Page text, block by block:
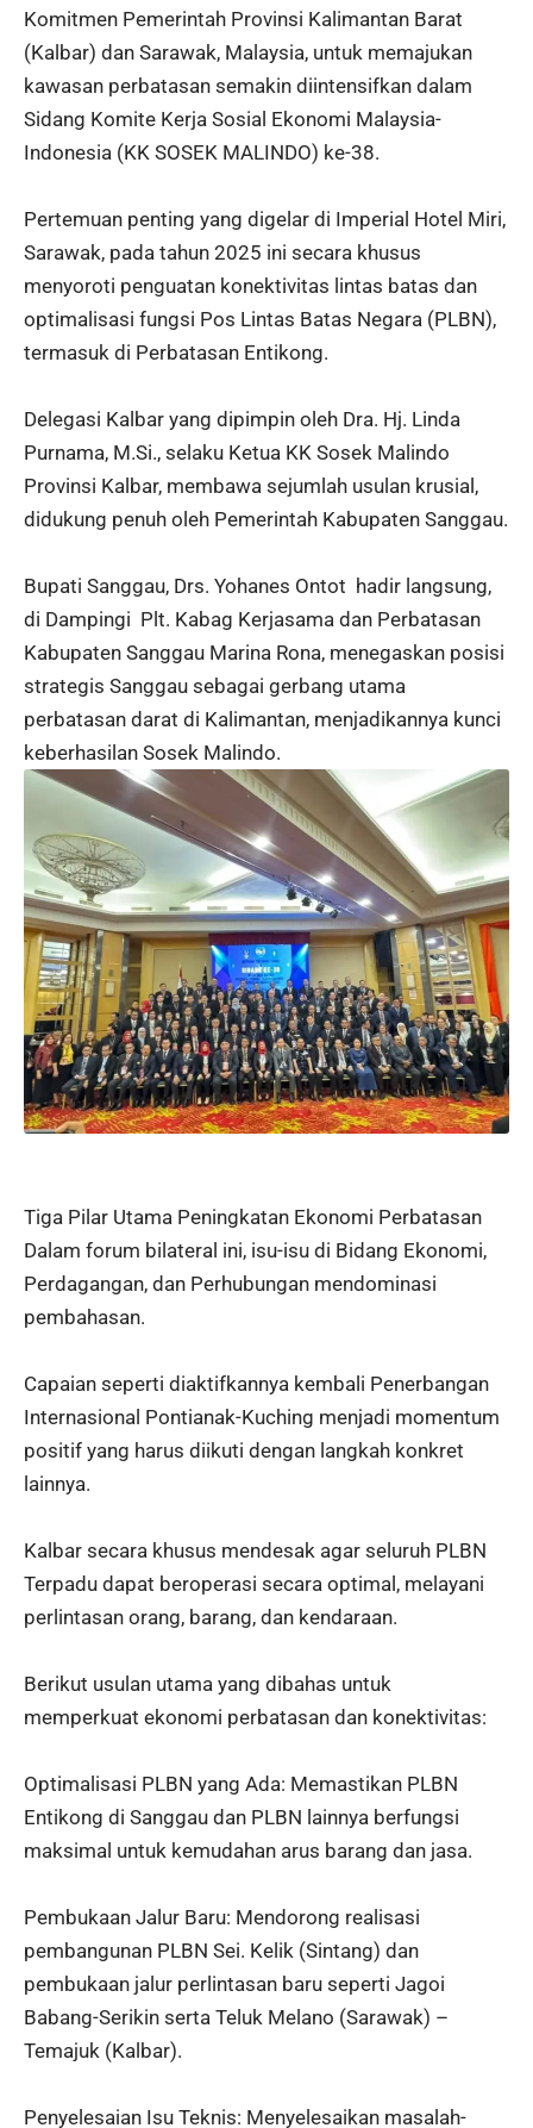
Komitmen Pemerintah Provinsi Kalimantan Barat
(Kalbar) dan Sarawak, Malaysia, untuk memajukan
kawasan perbatasan semakin diintensifkan dalam
Sidang Komite Kerja Sosial Ekonomi Malaysia-
Indonesia (KK SOSEK MALINDO) ke-38.
Pertemuan penting yang digelar di Imperial Hotel Miri,
Sarawak, pada tahun 2025 ini secara khusus
menyoroti penguatan konektivitas lintas batas dan
optimalisasi fungsi Pos Lintas Batas Negara (PLBN),
termasuk di Perbatasan Entikong.
Delegasi Kalbar yang dipimpin oleh Dra. Hj. Linda
Purnama, M.Si., selaku Ketua KK Sosek Malindo
Provinsi Kalbar, membawa sejumlah usulan krusial,
didukung penuh oleh Pemerintah Kabupaten Sanggau.
Bupati Sanggau, Drs. Yohanes Ontot hadir langsung,
di Dampingi Plt. Kabag Kerjasama dan Perbatasan
Kabupaten Sanggau Marina Rona, menegaskan posisi
strategis Sanggau sebagai gerbang utama
perbatasan darat di Kalimantan, menjadikannya kunci
keberhasilan Sosek Malindo.
Tiga Pilar Utama Peningkatan Ekonomi Perbatasan
Dalam forum bilateral ini, isu-isu di Bidang Ekonomi,
Perdagangan, dan Perhubungan mendominasi
pembahasan.
Capaian seperti diaktifkannya kembali Penerbangan
Internasional Pontianak-Kuching menjadi momentum
positif yang harus diikuti dengan langkah konkret
lainnya.
Kalbar secara khusus mendesak agar seluruh PLBN
Terpadu dapat beroperasi secara optimal, melayani
perlintasan orang, barang, dan kendaraan.
Berikut usulan utama yang dibahas untuk
memperkuat ekonomi perbatasan dan konektivitas:
Optimalisasi PLBN yang Ada: Memastikan PLBN
Entikong di Sanggau dan PLBN lainnya berfungsi
maksimal untuk kemudahan arus barang dan jasa.
Pembukaan Jalur Baru: Mendorong realisasi
pembangunan PLBN Sei. Kelik (Sintang) dan
pembukaan jalur perlintasan baru seperti Jagoi
Babang-Serikin serta Teluk Melano (Sarawak) –
Temajuk (Kalbar).
Penyelesaian Isu Teknis: Menyelesaikan masalah-